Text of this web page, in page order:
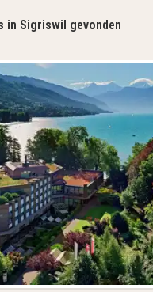
in Sigriswil gevonden
foto